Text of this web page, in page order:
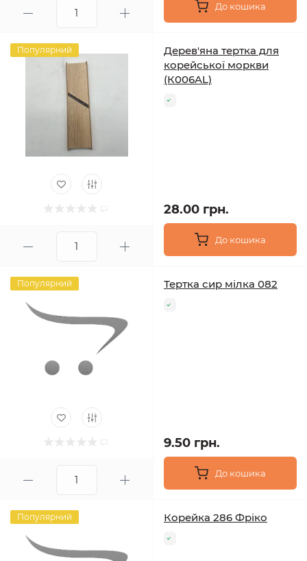
До кошика
Популярний
Дерев'яна тертка для
корейської моркви
(К006AL)
28.00 грн.
До кошика
Популярний Тертка сир мілка 082
9.50 грн.
До кошика
Популярний Корейка 286 Фріко